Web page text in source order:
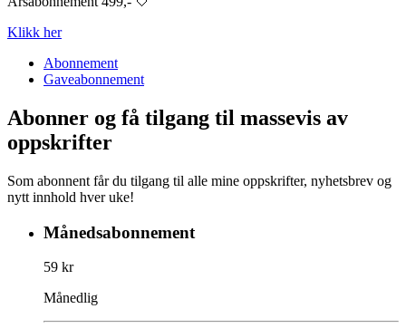
Klikk her
Abonnement
Gaveabonnement
Abonner og få tilgang til massevis av
oppskrifter
Som abonnent får du tilgang til alle mine oppskrifter, nyhetsbrev og
nytt innhold hver uke!
Månedsabonnement
59 kr
Månedlig